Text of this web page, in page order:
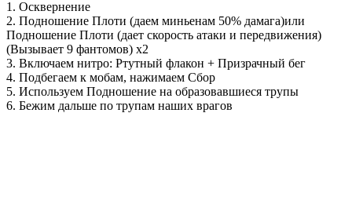
1. Осквернение
2. Подношение Плоти (даем миньенам 50% дамага)или
Подношение Плоти (дает скорость атаки и передвижения)
(Вызывает 9 фантомов) х2
3. Включаем нитро: Ртутный флакон + Призрачный бег
4. Подбегаем к мобам, нажимаем Сбор
5. Используем Подношение на образовавшиеся трупы
6. Бежим дальше по трупам наших врагов